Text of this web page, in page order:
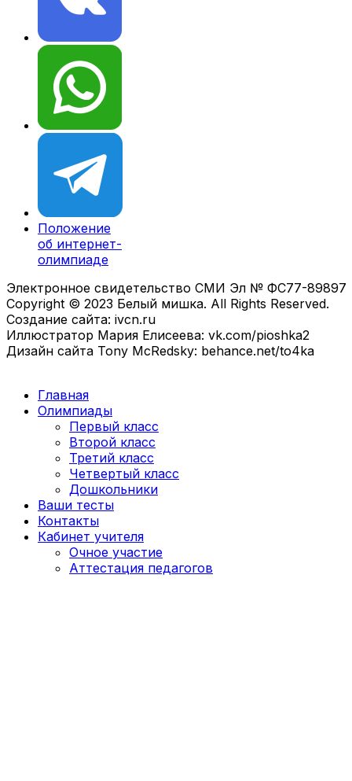
Положение
об интернет-
олимпиаде
Электронное свидетельство СМИ Эл № ФС77-89897
Copyright © 2023 Белый мишка. All Rights Reserved.
Создание сайта: ivcn.ru
Иллюстратор Мария Елисеева: vk.com/pioshka2
Дизайн сайта Tony McRedsky: behance.net/to4ka
Главная
Олимпиады
Первый класс
Второй класс
Третий класс
Четвертый класс
Дошкольники
Ваши тесты
Контакты
Кабинет учителя
Очное участие
Аттестация педагогов